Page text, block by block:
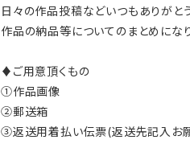
日々の作品投稿などいつもありがと
作品の納品等についてのまとめになり
♦ご用意頂くもの
①作品画像
➁郵送箱
③返送用着払い伝票(返送先記入お